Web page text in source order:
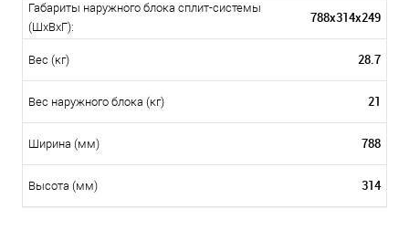
Габариты наружного блока сплит-системы
(ШxВxГ):
788х314х249
Вес (кг) 28.7
Вес наружного блока (кг) 21
Ширина (мм) 788
Высота (мм) 314